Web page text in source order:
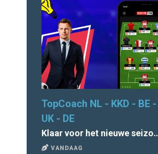
TopCoach NL - KKD - BE -
UK - DE
Klaar voor het nieuwe
VANDAAG